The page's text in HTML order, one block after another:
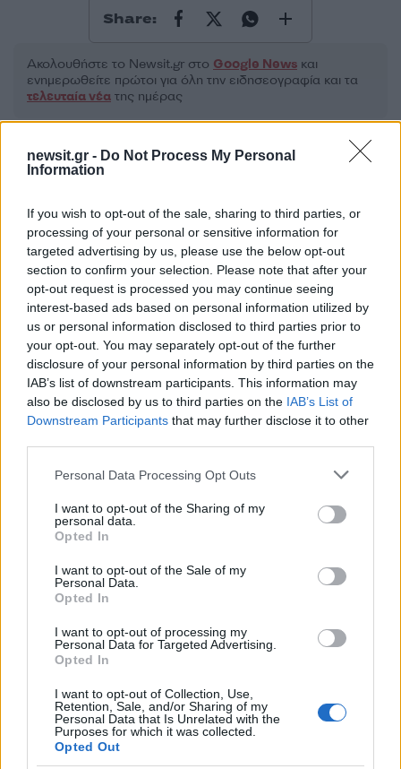
newsit.gr - Do Not Process My Personal
Information
If you wish to opt-out of the sale, sharing to third parties, or
processing of your personal or sensitive information for
targeted advertising by us, please use the below opt-out
section to confirm your selection. Please note that after your
opt-out request is processed you may continue seeing
interest-based ads based on personal information utilized by
us or personal information disclosed to third parties prior to
your opt-out. You may separately opt-out of the further
disclosure of your personal information by third parties on the
IAB’s list of downstream participants. This information may
also be disclosed by us to third parties on the IAB’s List of
Downstream Participants that may further disclose it to other
Please note that this website/app uses one or more Google
not limited to your visit or usage behaviour. You may click to
grant or deny consent to Google and its third-party tags to
use your data for below specified purposes in below Google
consent section.
Personal Data Processing Opt Outs
I want to opt-out of the Sharing of my
personal data.
Opted In
I want to opt-out of the Sale of my
Personal Data.
Opted In
I want to opt-out of processing my
Personal Data for Targeted Advertising.
Opted In
I want to opt-out of Collection, Use,
Retention, Sale, and/or Sharing of my
Personal Data that Is Unrelated with the
Purposes for which it was collected.
Opted Out
Share:
Ακολουθήστε το Νewsit.gr στο Google News και
ενημερωθείτε πρώτοι για όλη την ειδησεογραφία και τα
τελευταία νέα της ημέρας
Πιο δημοφιλή
1 Η Ελένη Φωτοπούλου ευχήθηκε για τη
γιορτή του Άκη Παυλόπουλου: «Δεκαπέντε
χρόνια μου διδάσκει υπομονή και αγάπη»
2Αριστοτέλης Δαμίγος: Στο Αποτεφρωτήριο
Ριτσώνας το «ύστατο χαίρε» στον Έλληνα
σύνδεσμο του ελικοπτέρου που έπεσε στην
Ψάθα
3Η Αγγελική Ηλιάδη περιγράφει το θαύμα
που έζησε και πώς είδε τον Χριστό μπροστά
της: «Ήταν ό,τι πιο όμορφο έχω δει στη ζωή
viral το τραγούδι του «Λογαριασμός» που
Σέρρες: Βίντεο ντοκουμέντο από το
τροχαίο με νεκρούς μητέρα και γιο – Ο
σύγκρουση
Πιο σχολιασμένα
Έφυγαν οι συνεργάτες, μένει η Μαρία
«Ελπίδα για τη Δημοκρατία»
Canadair 515: Οι πρώτες εικόνες από την
κατασκευή του αεροσκάφους που θα
επιχειρεί και τη νύχτα στα μέτωπα της